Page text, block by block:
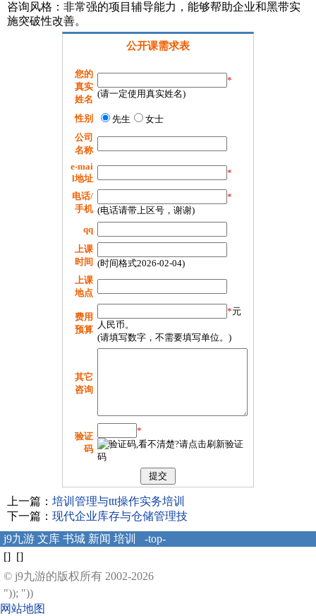
咨询风格：非常强的项目辅导能力，能够帮助企业和黑带实
施突破性改善。
公开课需求表
您的
真实
姓名
*
(请一定使用真实姓名)
性别 先生
女士
公司
名称
e-mai
l地址
*
电话/
手机
*
(电话请带上区号，谢谢)
qq
上课
时间 (时间格式2026-02-04)
上课
地点
费用
预算
*元
人民币。
(请填写数字，不需要填写单位。)
其它
咨询
验证
码
*
上一篇： 培训管理与ttt操作实务培训
下一篇： 现代企业库存与仓储管理技
j9九游 文库 书城 新闻 培训
-top-
[] []
© j9九游的版权所有 2002-2026
")); "))
网站地图